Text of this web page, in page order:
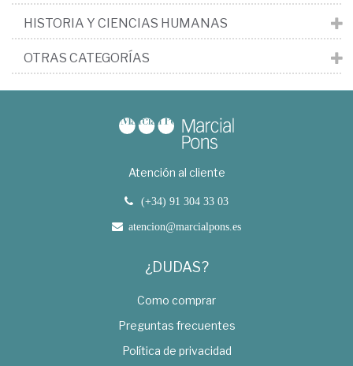
HISTORIA Y CIENCIAS HUMANAS
OTRAS CATEGORÍAS
Atención al cliente
(+34) 91 304 33 03
atencion@marcialpons.es
¿DUDAS?
Como comprar
Preguntas frecuentes
Política de privacidad